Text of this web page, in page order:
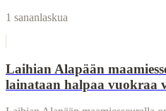
1 sananlaskua
Laihian Alapään
lainataan halpaa vuokraa